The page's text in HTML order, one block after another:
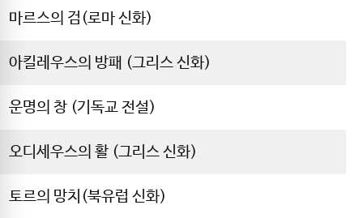
마르스의 검(로마 신화)
아킬레우스의 방패 (그리스 신화)
운명의 창 (기독교 전설)
오디세우스의 활 (그리스 신화)
토르의 망치(북유럽 신화)